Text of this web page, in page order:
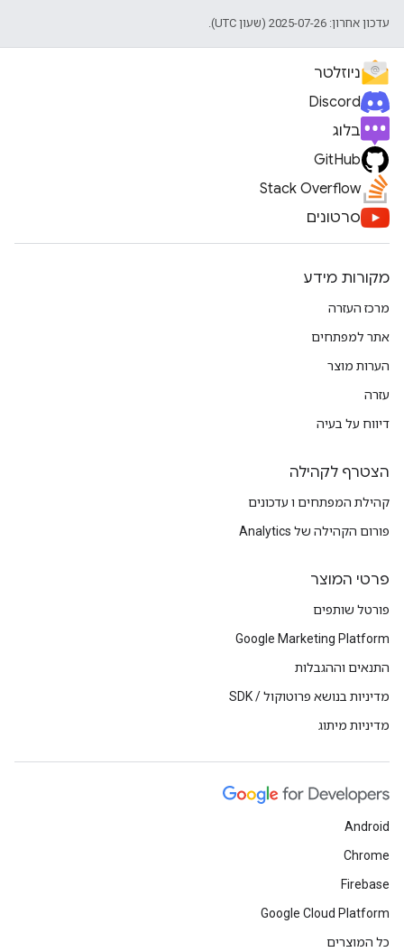
עדכון אחרון: 2025-07-26 (שעון UTC).
ניוזלטר
Discord
בלוג
GitHub
Stack Overflow
סרטונים
מקורות מידע
מרכז העזרה
אתר למפתחים
הערות מוצר
עזרה
דיווח על בעיה
הצטרף לקהילה
קהילת המפתחים ו עדכונים
פורום הקהילה של Analytics
פרטי המוצר
פורטל שותפים
Google Marketing Platform
התנאים וההגבלות
מדיניות בנושא פרוטוקול / SDK
מדיניות מיתוג
Android
Chrome
Firebase
Google Cloud Platform
כל המוצרים